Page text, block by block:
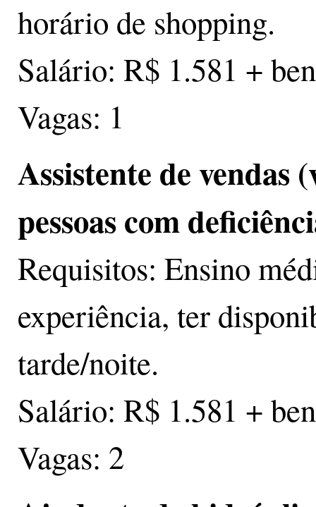
horário de shopping.
Salário: R$ 1.581 +
Vagas: 1
Assistente de vendas
pessoas com
Requisitos: Ensino
experiência, ter
tarde/noite.
Salário: R$ 1.581 +
Vagas: 2